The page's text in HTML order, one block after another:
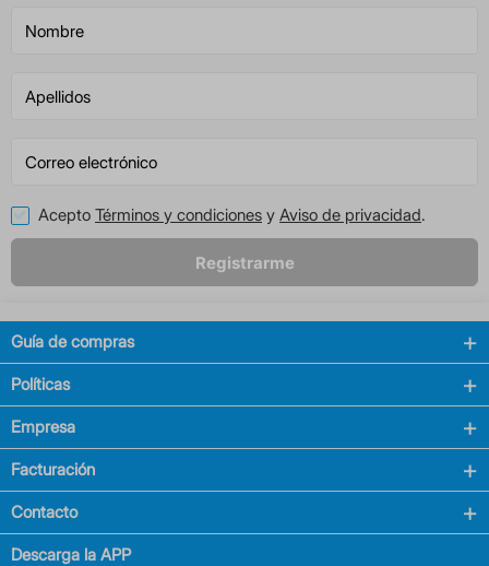
Acepto Términos y condiciones y Aviso de privacidad.
Registrarme
Guía de compras
Políticas
Empresa
Facturación
Contacto
Descarga la APP